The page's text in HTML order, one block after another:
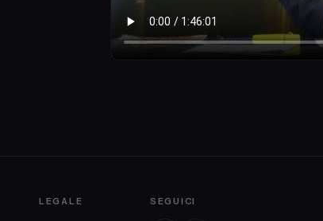
LEGALE SEGUICI